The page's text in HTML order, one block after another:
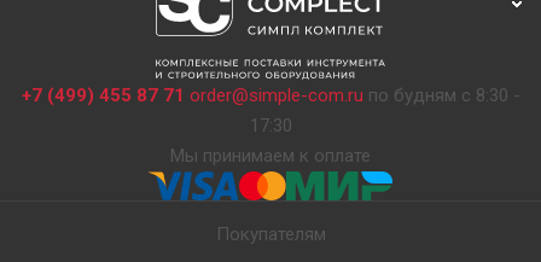
+7 (499) 455 87 71 order@simple-com.ru по будням с 8:30 -
17:30
Мы принимаем к оплате
Покупателям